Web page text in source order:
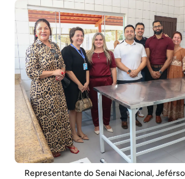
Representante do Senai Nacional,